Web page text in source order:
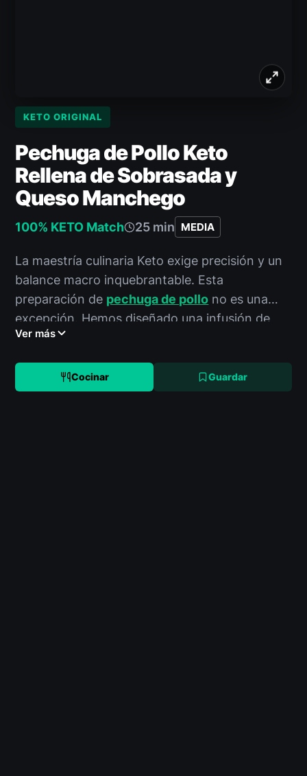
KETO ORIGINAL
Pechuga de Pollo Keto
Rellena de Sobrasada y
Queso Manchego
100% KETO Match 25 min MEDIA
La maestría culinaria Keto exige precisión y un
balance macro inquebrantable. Esta
preparación de pechuga de pollo no es una
excepción. Hemos diseñado una infusión de
sabores mediterráneos con un perfil macro
intensidad de la sobrasada mallorquina y la
riqueza del queso Manchego. Unplato
Ver más
Cocinar Guardar